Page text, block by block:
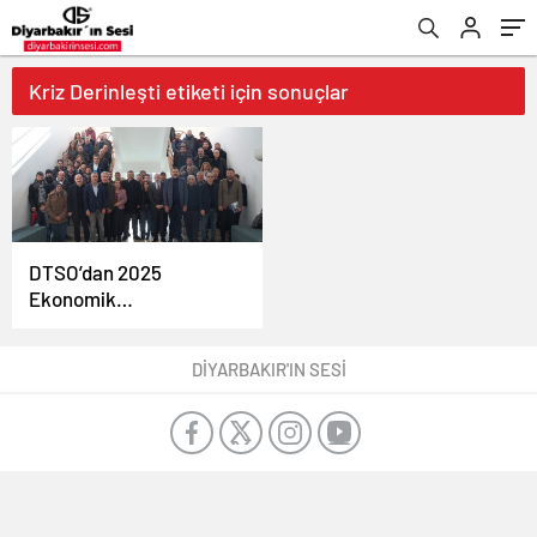
Kriz Derinleşti etiketi için sonuçlar
DTSO’dan 2025
Ekonomik
Arttı, Kriz DerinleştiDİYARBAKIR'IN SESİ